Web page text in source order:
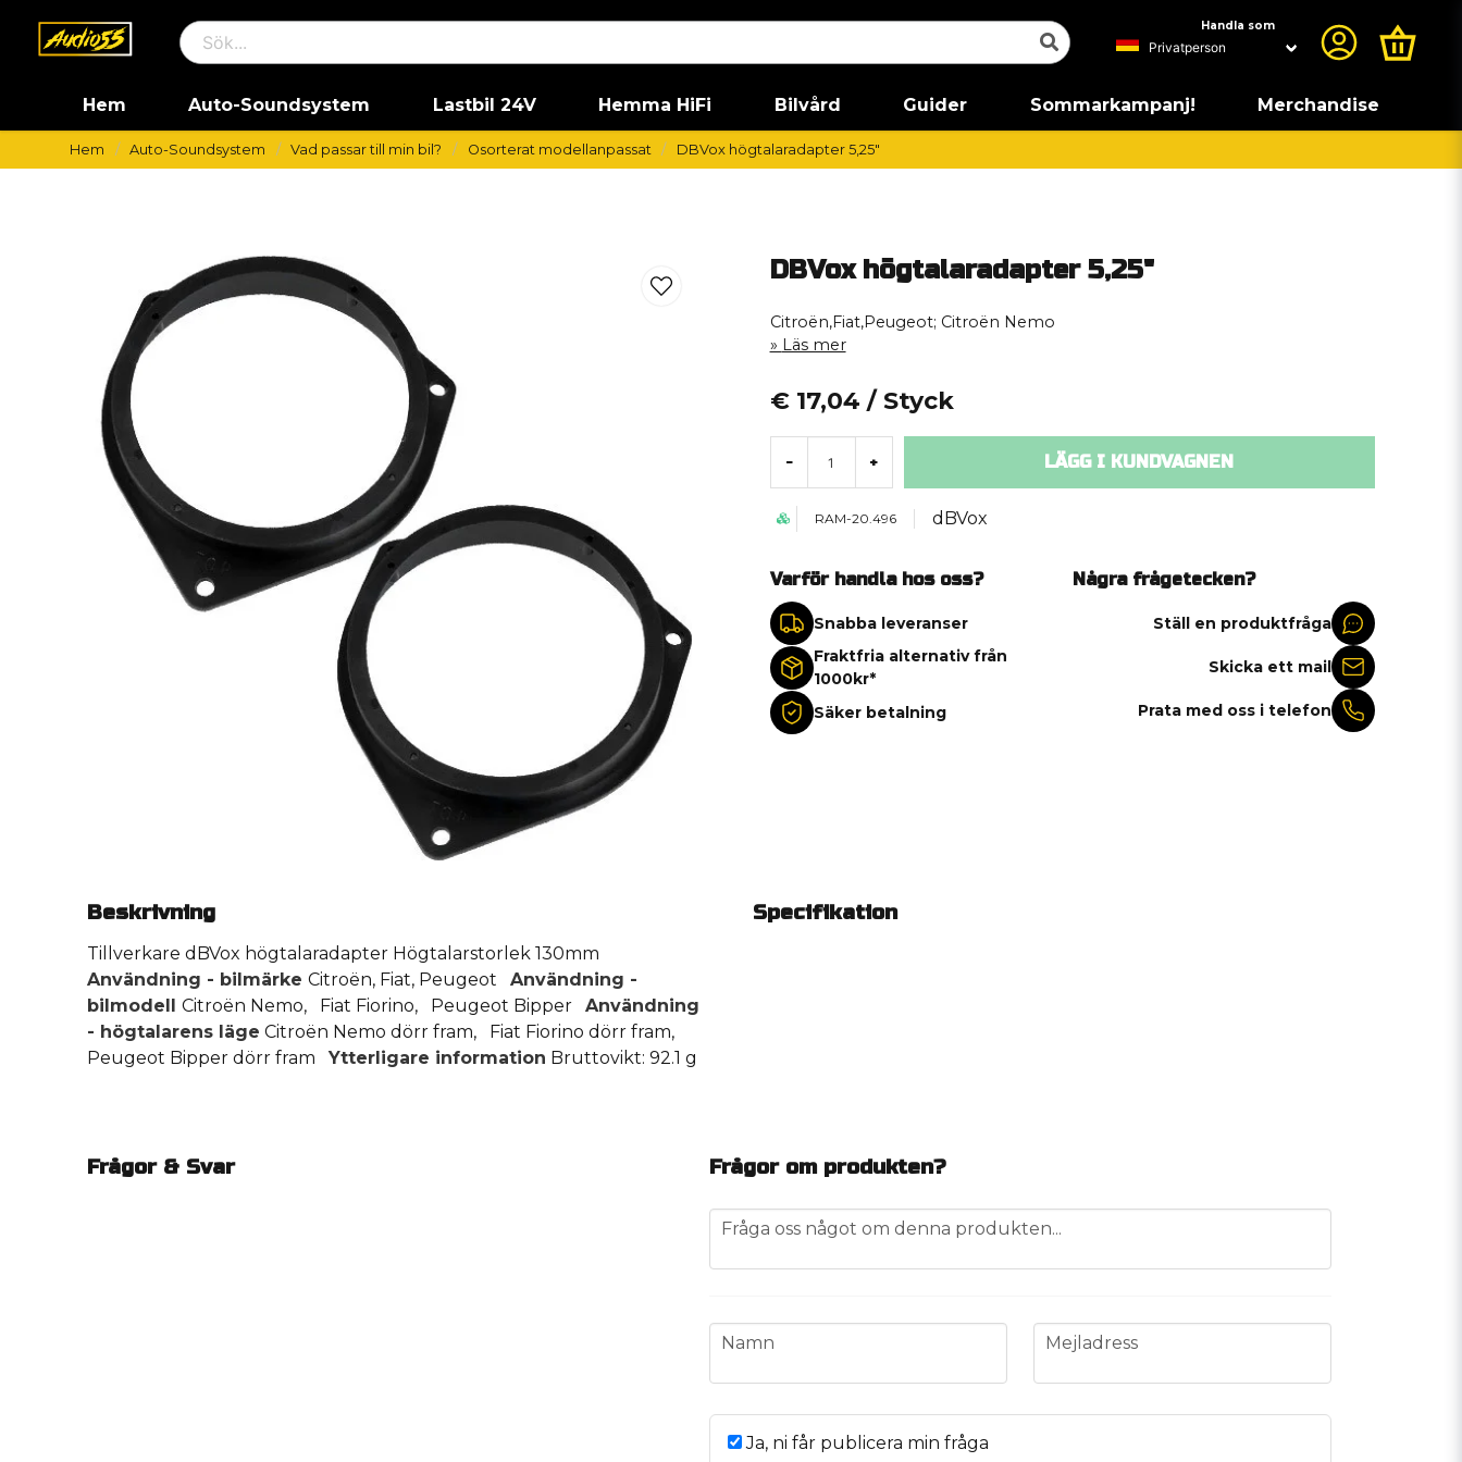
Handla som
Hem Auto-Soundsystem Lastbil 24V Hemma HiFi Bilvård Guider Sommarkampanj! Merchandise
Hem Auto-Soundsystem Vad passar till min bil? Osorterat modellanpassat DBVox högtalaradapter 5,25"
DBVox högtalaradapter 5,25"
Citroën,Fiat,Peugeot; Citroën Nemo
Läs mer
€ 17,04 / Styck
- + LÄGG I KUNDVAGNEN
RAM-20.496 dBVox
Varför handla hos oss?
Snabba leveranser
Fraktfria alternativ från
1000kr*
Säker betalning
Några frågetecken?
Ställ en produktfråga
Skicka ett mail
Prata med oss i telefon
Beskrivning
Tillverkare dBVox högtalaradapter Högtalarstorlek 130mm
Användning - bilmärke Citroën, Fiat, Peugeot Användning -
bilmodell Citroën Nemo, Fiat Fiorino, Peugeot Bipper Användning
- högtalarens läge Citroën Nemo dörr fram, Fiat Fiorino dörr fram,
Peugeot Bipper dörr fram Ytterligare information Bruttovikt: 92.1 g
Specifikation
Frågor & Svar Frågor om produkten?
question
Fråga oss något om denna produkten...
name
Namn email
Mejladress
Ja, ni får publicera min fråga